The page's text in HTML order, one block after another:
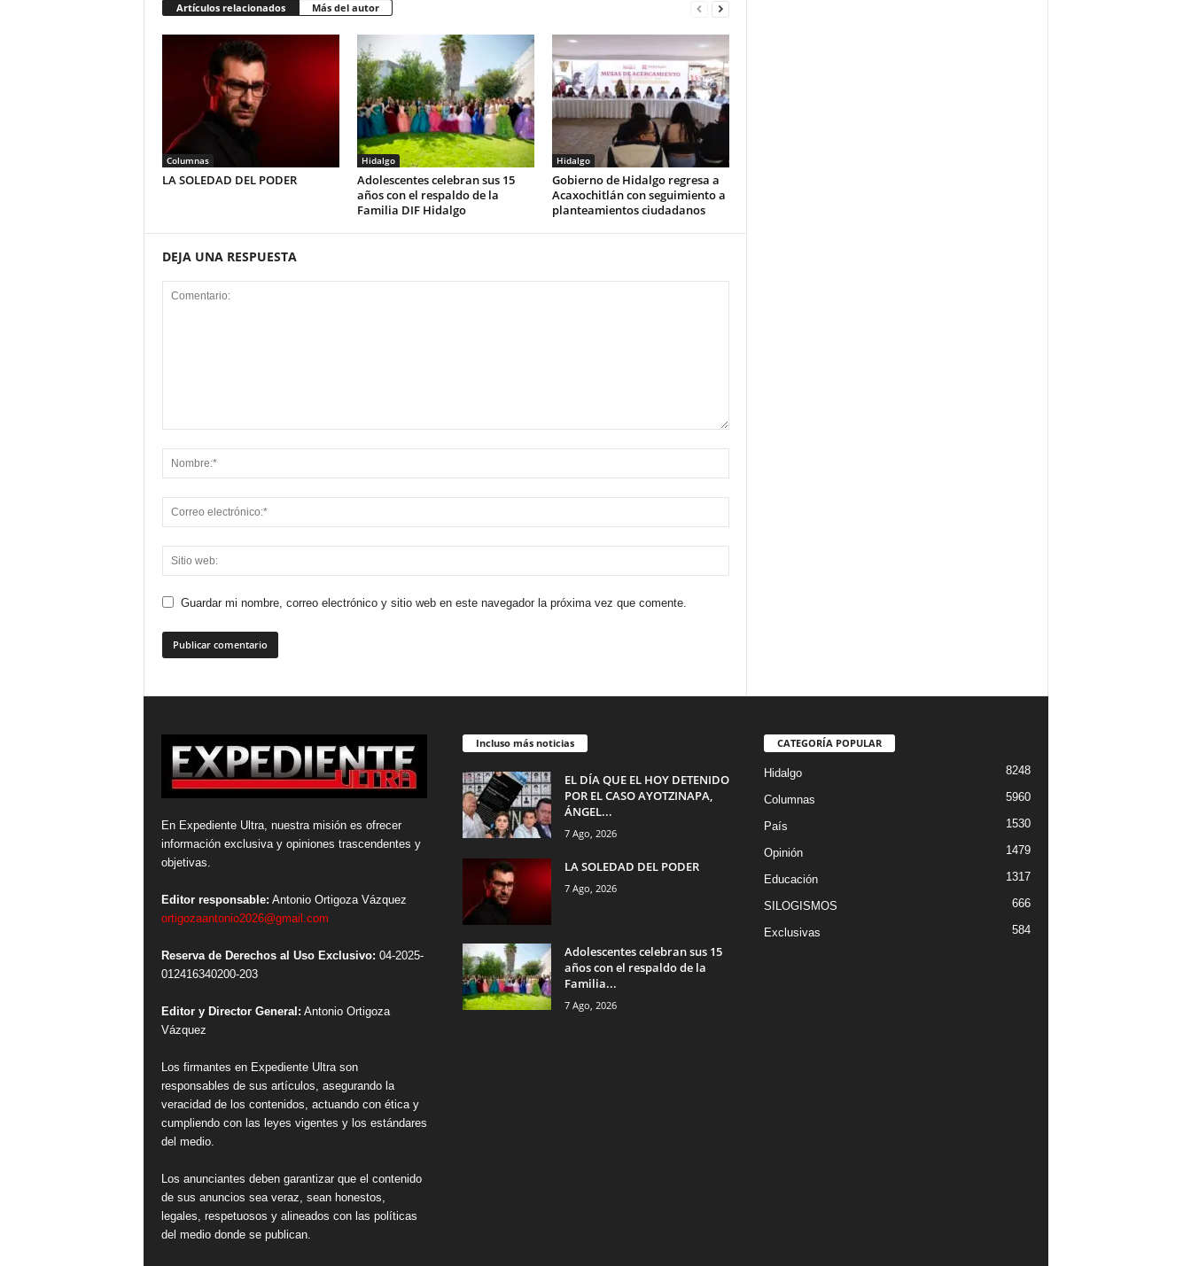
Artículos relacionados Más del autor
Columnas
LA SOLEDAD DEL PODER
Hidalgo
Adolescentes celebran sus 15
años con el respaldo de la
Familia DIF Hidalgo
Hidalgo
Gobierno de Hidalgo regresa a
Acaxochitlán con seguimiento a
planteamientos ciudadanos
DEJA UNA RESPUESTA
Guardar mi nombre, correo electrónico y sitio web en este navegador la próxima vez que comente.
En Expediente Ultra, nuestra misión es ofrecer
información exclusiva y opiniones trascendentes y
objetivas.
Editor responsable: Antonio Ortigoza Vázquez
ortigozaantonio2026@gmail.com
Reserva de Derechos al Uso Exclusivo: 04-2025-
012416340200-203
Editor y Director General: Antonio Ortigoza
Vázquez
Los firmantes en Expediente Ultra son
responsables de sus artículos, asegurando la
veracidad de los contenidos, actuando con ética y
cumpliendo con las leyes vigentes y los estándares
del medio.
Los anunciantes deben garantizar que el contenido
de sus anuncios sea veraz, sean honestos,
legales, respetuosos y alineados con las políticas
del medio donde se publican.
Incluso más noticias
EL DÍA QUE EL HOY DETENIDO
POR EL CASO AYOTZINAPA,
ÁNGEL...
7 Ago, 2026
LA SOLEDAD DEL PODER
7 Ago, 2026
Adolescentes celebran sus 15
años con el respaldo de la
Familia...
7 Ago, 2026
CATEGORÍA POPULAR
Hidalgo 8248
Columnas 5960
País 1530
Opinión 1479
Educación 1317
SILOGISMOS 666
Exclusivas 584